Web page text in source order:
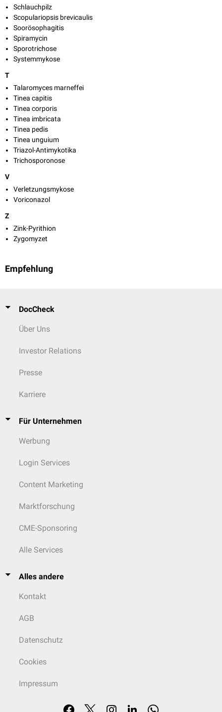
Schlauchpilz
Scopulariopsis brevicaulis
Soorösophagitis
Spiramycin
Sporotrichose
Systemmykose
T
Talaromyces marneffei
Tinea capitis
Tinea corporis
Tinea imbricata
Tinea pedis
Tinea unguium
Triazol-Antimykotika
Trichosporonose
V
Verletzungsmykose
Voriconazol
Z
Zink-Pyrithion
Zygomyzet
Empfehlung
DocCheck
Über Uns
Investor Relations
Presse
Karriere
Für Unternehmen
Werbung
Login Services
Content Marketing
Marktforschung
CME-Sponsoring
Alle Services
Alles andere
Kontakt
AGB
Datenschutz
Cookies
Impressum